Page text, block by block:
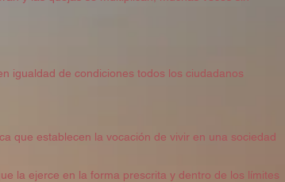
igualdad de condiciones todos los ciudadanos
que establecen la vocación de vivir en una sociedad
la ejerce en la forma prescrita y dentro de los límites